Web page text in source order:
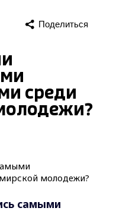
Поделиться
среди
самыми